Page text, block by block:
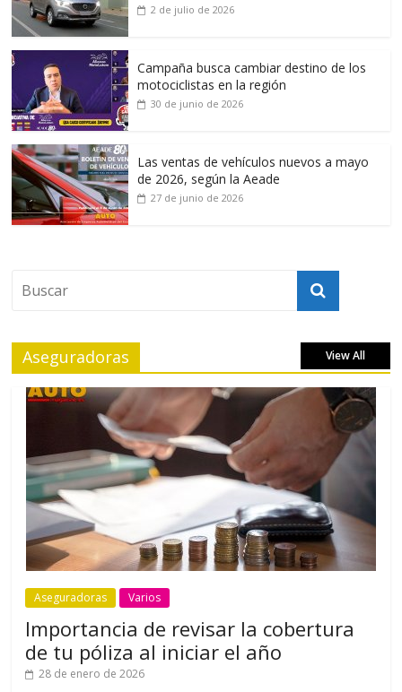
2 de julio de 2026
Campaña busca cambiar destino de los
motociclistas en la región
30 de junio de 2026
Las ventas de vehículos nuevos a mayo
de 2026, según la Aeade
27 de junio de 2026
Aseguradoras View All
Aseguradoras Varios
Importancia de revisar la cobertura
de tu póliza al iniciar el año
28 de enero de 2026